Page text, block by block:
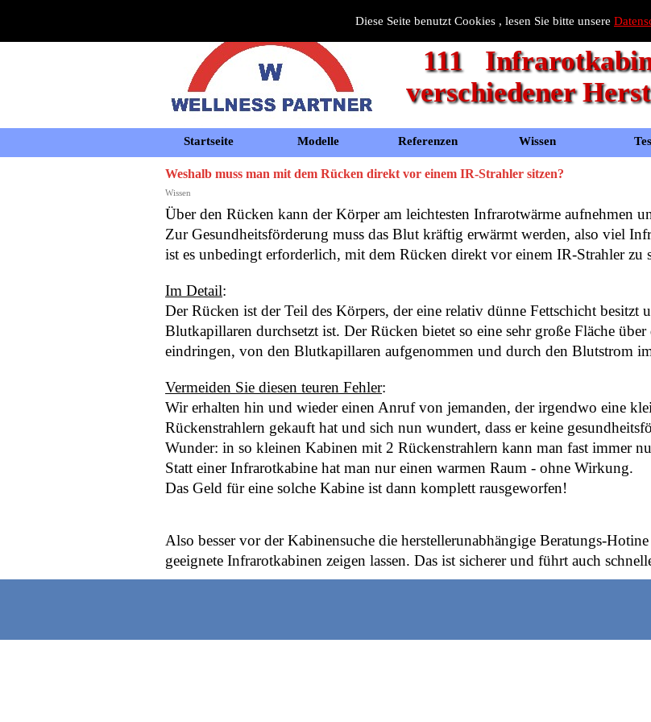
Diese Seite benutzt Cookies , lesen Sie bitte unsere
Startseite Modelle Referenzen Wissen
111
verschiedener
Weshalb muss man mit dem Rücken direkt vor einem IR-Strahler sitzen?
Wissen
Über den Rücken kann der Körper am leichtesten Infrarotwärme aufnehmen
Zur Gesundheitsförderung muss das Blut kräftig erwärmt werden, also viel
ist es unbedingt erforderlich, mit dem Rücken direkt vor einem IR-Strahler zu
Im Detail:
Der Rücken ist der Teil des Körpers, der eine relativ dünne Fettschicht
Blutkapillaren durchsetzt ist. Der Rücken bietet so eine sehr große Fläche
eindringen, von den Blutkapillaren aufgenommen und durch den Blutstrom
Vermeiden Sie diesen teuren Fehler:
Wir erhalten hin und wieder einen Anruf von jemanden, der irgendwo eine
Rückenstrahlern gekauft hat und sich nun wundert, dass er keine
Wunder: in so kleinen Kabinen mit 2 Rückenstrahlern kann man fast immer
Statt einer Infrarotkabine hat man nur einen warmen Raum - ohne Wirkung.
Das Geld für eine solche Kabine ist dann komplett rausgeworfen!
Also besser vor der Kabinensuche die herstellerunabhängige Beratungs-
geeignete Infrarotkabinen zeigen lassen. Das ist sicherer und führt auch